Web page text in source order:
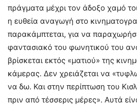
πράγματα μέχρι τον άδοξο χαμό
η ευθεία αναγωγή στο
παρακάμπτεται, για να
φαντασιακό του φωνητικού του
βρίσκεται εκτός «ματιού» της
κάμερας. Δεν χρειάζεται να
να δω. Και στην περίπτωση του
πριν από τέσσερις μέρες». Αυτά